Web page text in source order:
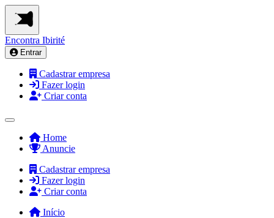
Encontra Ibirité
Entrar
Cadastrar empresa
Fazer login
Criar conta
Home
Anuncie
Cadastrar empresa
Fazer login
Criar conta
Início